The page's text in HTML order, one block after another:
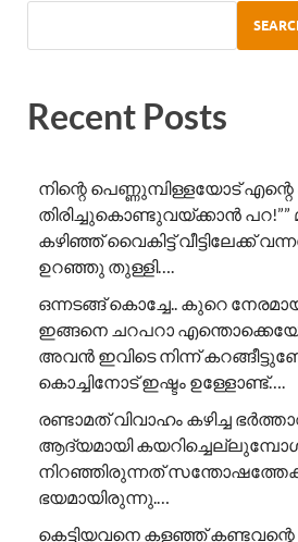
Recent Posts
നിന്റെ പെണ്ണുമ്പിള്ളയോട്
തിരിച്ചുകൊണ്ടുവയ്ക്കാൻ
കഴിഞ്ഞ് വൈകിട്ട് വീട്ടിലേക്ക്
ഉറഞ്ഞു തുള്ളി….
ഒന്നടങ്ങ് കൊച്ചേ.. കുറെ
ഇങ്ങനെ ചറപറാ
അവൻ ഇവിടെ നിന്ന്
കൊച്ചിനോട് ഇഷ്ടം ഉള്ളോണ്ട്….
രണ്ടാമത് വിവാഹം കഴിച്ച
ആദ്യമായി
നിറഞ്ഞിരുന്നത്
ഭയമായിരുന്നു.…
കെട്ടിയവനെ കളഞ്ഞ്